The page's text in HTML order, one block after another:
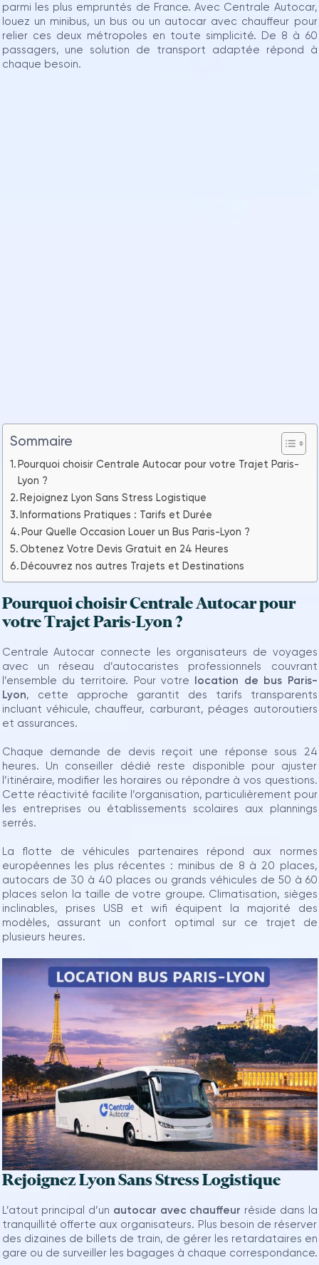
parmi les plus empruntés de France. Avec Centrale Autocar,
louez un minibus, un bus ou un autocar avec chauffeur pour
relier ces deux métropoles en toute simplicité. De 8 à 60
passagers, une solution de transport adaptée répond à
chaque besoin.
Sommaire
Pourquoi choisir Centrale Autocar pour votre Trajet Paris-
Lyon ?
Rejoignez Lyon Sans Stress Logistique
Informations Pratiques : Tarifs et Durée
Pour Quelle Occasion Louer un Bus Paris-Lyon ?
Obtenez Votre Devis Gratuit en 24 Heures
Découvrez nos autres Trajets et Destinations
Pourquoi choisir Centrale Autocar pour
votre Trajet Paris-Lyon ?
Centrale Autocar connecte les organisateurs de voyages
avec un réseau d’autocaristes professionnels couvrant
l’ensemble du territoire. Pour votre location de bus Paris-
Lyon, cette approche garantit des tarifs transparents
incluant véhicule, chauffeur, carburant, péages autoroutiers
et assurances.
Chaque demande de devis reçoit une réponse sous 24
heures. Un conseiller dédié reste disponible pour ajuster
l’itinéraire, modifier les horaires ou répondre à vos questions.
Cette réactivité facilite l’organisation, particulièrement pour
les entreprises ou établissements scolaires aux plannings
serrés.
La flotte de véhicules partenaires répond aux normes
européennes les plus récentes : minibus de 8 à 20 places,
autocars de 30 à 40 places ou grands véhicules de 50 à 60
places selon la taille de votre groupe. Climatisation, sièges
inclinables, prises USB et wifi équipent la majorité des
modèles, assurant un confort optimal sur ce trajet de
plusieurs heures.
Rejoignez Lyon Sans Stress Logistique
L’atout principal d’un autocar avec chauffeur réside dans la
tranquillité offerte aux organisateurs. Plus besoin de réserver
des dizaines de billets de train, de gérer les retardataires en
gare ou de surveiller les bagages à chaque correspondance.